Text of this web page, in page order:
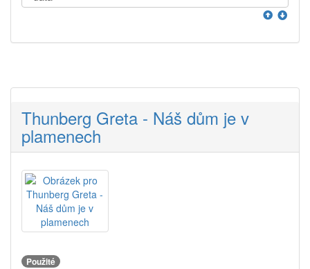
Thunberg Greta - Náš dům je v
plamenech
Použité